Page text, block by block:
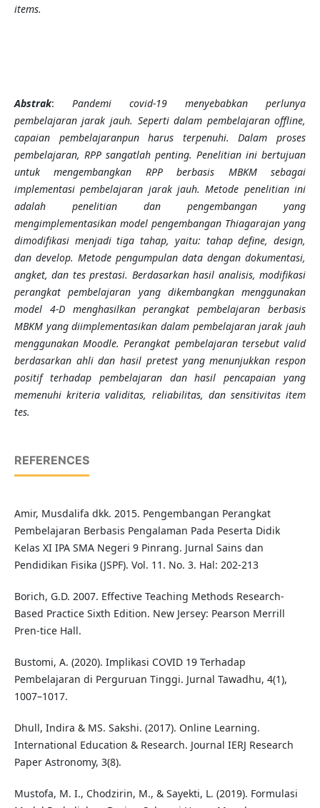
items.
Abstrak: Pandemi covid-19 menyebabkan perlunya
pembelajaran jarak jauh. Seperti dalam pembelajaran offline,
capaian pembelajaranpun harus terpenuhi. Dalam proses
pembelajaran, RPP sangatlah penting. Penelitian ini bertujuan
untuk mengembangkan RPP berbasis MBKM sebagai
implementasi pembelajaran jarak jauh. Metode penelitian ini
adalah penelitian dan pengembangan yang
mengimplementasikan model pengembangan Thiagarajan yang
dimodifikasi menjadi tiga tahap, yaitu: tahap define, design,
dan develop. Metode pengumpulan data dengan dokumentasi,
angket, dan tes prestasi. Berdasarkan hasil analisis, modifikasi
perangkat pembelajaran yang dikembangkan menggunakan
model 4-D menghasilkan perangkat pembelajaran berbasis
MBKM yang diimplementasikan dalam pembelajaran jarak jauh
menggunakan Moodle. Perangkat pembelajaran tersebut valid
berdasarkan ahli dan hasil pretest yang menunjukkan respon
positif terhadap pembelajaran dan hasil pencapaian yang
memenuhi kriteria validitas, reliabilitas, dan sensitivitas item
tes.
REFERENCES
Amir, Musdalifa dkk. 2015. Pengembangan Perangkat
Pembelajaran Berbasis Pengalaman Pada Peserta Didik
Kelas XI IPA SMA Negeri 9 Pinrang. Jurnal Sains dan
Pendidikan Fisika (JSPF). Vol. 11. No. 3. Hal: 202-213
Borich, G.D. 2007. Effective Teaching Methods Research-
Based Practice Sixth Edition. New Jersey: Pearson Merrill
Pren-tice Hall.
Bustomi, A. (2020). Implikasi COVID 19 Terhadap
Pembelajaran di Perguruan Tinggi. Jurnal Tawadhu, 4(1),
1007–1017.
Dhull, Indira & MS. Sakshi. (2017). Online Learning.
International Education & Research. Journal IERJ Research
Paper Astronomy, 3(8).
Mustofa, M. I., Chodzirin, M., & Sayekti, L. (2019). Formulasi